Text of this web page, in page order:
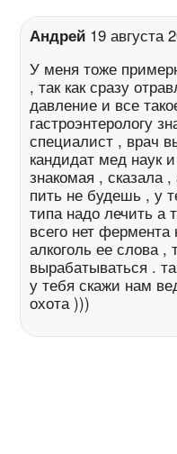
Андрей 19 августа
У меня тоже
, так как сразу
давление и все
гастроэнтерологу
специалист , врач
кандидат мед наук
знакомая , сказала
пить не будешь , у
типа надо лечить а
всего нет
алкоголь ее слова ,
вырабатываться .
у тебя скажи нам
охота )))